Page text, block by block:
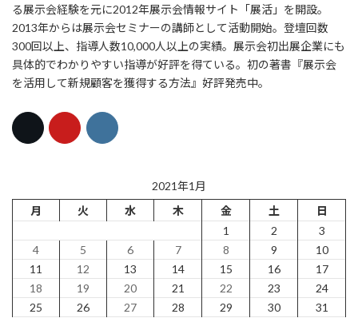
る展示会経験を元に2012年展示会情報サイト「展活」を開設。
2013年からは展示会セミナーの講師として活動開始。登壇回数
300回以上、指導人数10,000人以上の実績。展示会初出展企業にも
具体的でわかりやすい指導が好評を得ている。初の著書『展示会
を活用して新規顧客を獲得する方法』好評発売中。
2021年1月
月
火 水 木 金 土
日
1
2
3
4
5 6 7 8 9
10
11
12 13 14 15 16
17
18
19 20 21 22 23
24
25
26 27 28 29 30
31